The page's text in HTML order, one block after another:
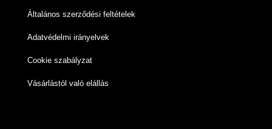
Általános szerződési feltételek
Adatvédelmi irányelvek
Cookie szabályzat
Vásárlástól való elállás